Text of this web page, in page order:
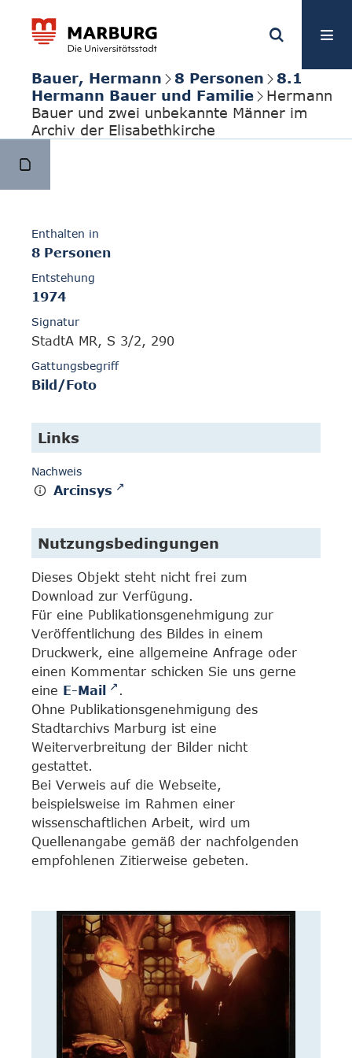
Bauer, Hermann 8 Personen
8.1
Hermann Bauer und Familie
Hermann
Bauer und zwei unbekannte Männer im
Archiv der Elisabethkirche
Enthalten in
8 Personen
Entstehung
1974
Signatur
StadtA MR, S 3/2, 290
Gattungsbegriff
Bild/Foto
Links
Nachweis
Arcinsys
Nutzungsbedingungen
Dieses Objekt steht nicht frei zum
Download zur Verfügung.
Für eine Publikationsgenehmigung zur
Veröffentlichung des Bildes in einem
Druckwerk, eine allgemeine Anfrage oder
einen Kommentar schicken Sie uns gerne
eine E-Mail
.
Ohne Publikationsgenehmigung des
Stadtarchivs Marburg ist eine
Weiterverbreitung der Bilder nicht
gestattet.
Bei Verweis auf die Webseite,
beispielsweise im Rahmen einer
wissenschaftlichen Arbeit, wird um
Quellenangabe gemäß der nachfolgenden
empfohlenen Zitierweise gebeten.